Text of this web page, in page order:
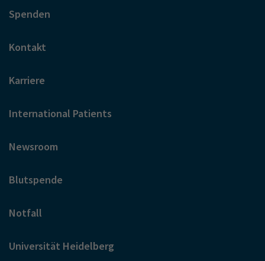
Spenden
Kontakt
Karriere
International Patients
Newsroom
Blutspende
Notfall
Universität Heidelberg